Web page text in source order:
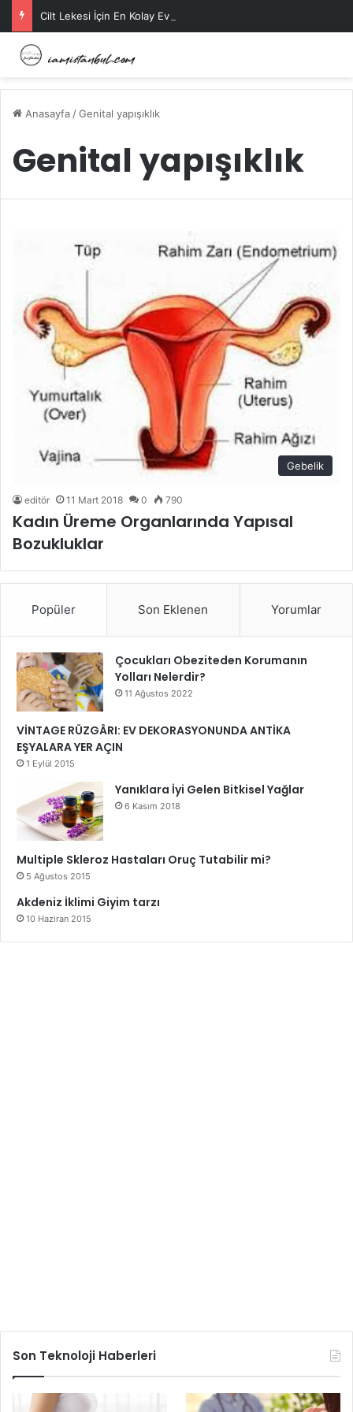
Cilt Lekesi İçin En Kolay Ev Maskeleri Nelerdir?
Anasayfa /Genital yapışıklık
Genital yapışıklık
Gebelik
editör 11 Mart 2018 0 790
Kadın Üreme Organlarında Yapısal
Bozukluklar
Popüler Son Eklenen Yorumlar
Çocukları Obeziteden Korumanın
Yolları Nelerdir?
11 Ağustos 2022
VİNTAGE RÜZGÂRI: EV DEKORASYONUNDA ANTİKA
EŞYALARA YER AÇIN
1 Eylül 2015
Yanıklara İyi Gelen Bitkisel Yağlar
6 Kasım 2018
Multiple Skleroz Hastaları Oruç Tutabilir mi?
5 Ağustos 2015
Akdeniz İklimi Giyim tarzı
10 Haziran 2015
Son Teknoloji Haberleri